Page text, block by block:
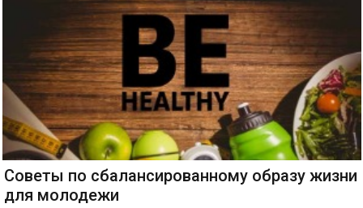
Советы по сбалансированному образу жизни
для молодежи